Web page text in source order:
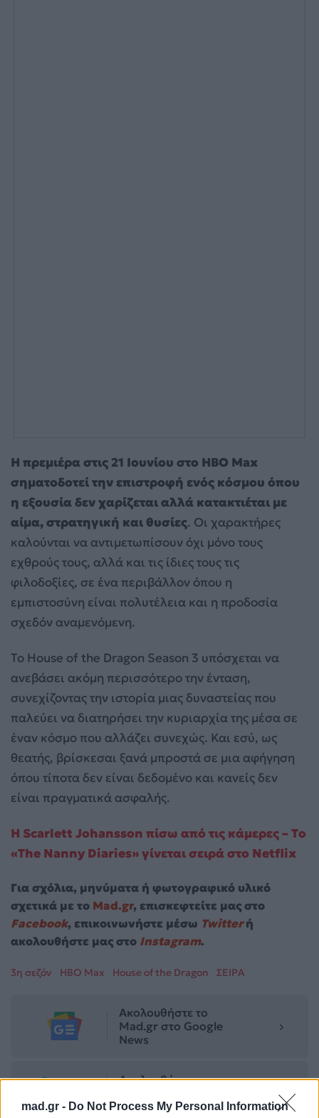
mad.gr - Do Not Process My Personal Information
Η πρεμιέρα στις 21 Ιουνίου στο HBO Max
σηματοδοτεί την επιστροφή ενός κόσμου όπου
η εξουσία δεν χαρίζεται αλλά κατακτιέται με
αίμα, στρατηγική και θυσίες. Οι χαρακτήρες
καλούνται να αντιμετωπίσουν όχι μόνο τους
εχθρούς τους, αλλά και τις ίδιες τους τις
φιλοδοξίες, σε ένα περιβάλλον όπου η
εμπιστοσύνη είναι πολυτέλεια και η προδοσία
σχεδόν αναμενόμενη.
Το House of the Dragon Season 3 υπόσχεται να
ανεβάσει ακόμη περισσότερο την ένταση,
συνεχίζοντας την ιστορία μιας δυναστείας που
παλεύει να διατηρήσει την κυριαρχία της μέσα σε
έναν κόσμο που αλλάζει συνεχώς. Και εσύ, ως
θεατής, βρίσκεσαι ξανά μπροστά σε μια αφήγηση
όπου τίποτα δεν είναι δεδομένο και κανείς δεν
είναι πραγματικά ασφαλής.
Η Scarlett Johansson πίσω από τις κάμερες – Tο
«The Nanny Diaries» γίνεται σειρά στο Netflix
Για σχόλια, μηνύματα ή φωτογραφικό υλικό
σχετικά με το Mad.gr, επισκεφτείτε μας στο
Facebook, επικοινωνήστε μέσω Twitterή
ακολουθήστε μας στο Instagram.
3η σεζόν HBO Max House of the Dragon ΣΕΙΡΑ
Ακολουθήστε το
Mad.gr στο Google
News
Ακολουθήστε το